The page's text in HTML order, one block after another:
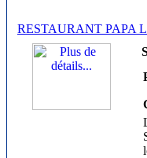
RESTAURANT PAPA